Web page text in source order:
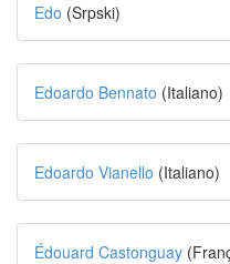
Edo (Srpski)
Edoardo Bennato (Italiano)
Edoardo Vianello (Italiano)
Édouard Castonguay